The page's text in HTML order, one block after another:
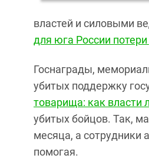
властей и силовыми
для юга России потери
Госнаграды,
убитых поддержку
товарища: как власти
убитых бойцов. Так,
месяца, а сотрудники
помогая.